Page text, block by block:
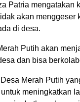
Patria mengatakan
akan menggeser
di desa.
Putih akan
dan bisa
Merah Putih
meningkatkan